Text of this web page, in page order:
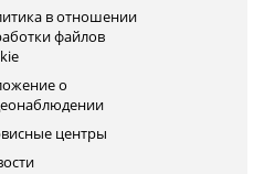
в отношении
файлов
о
центры